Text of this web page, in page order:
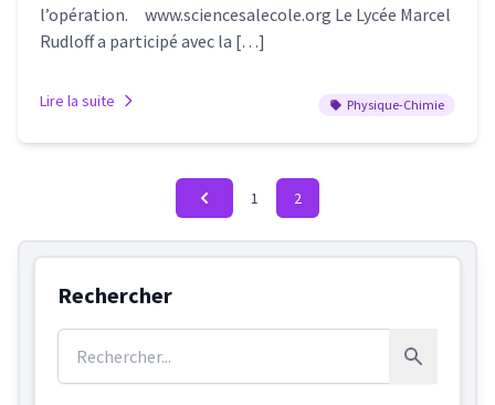
l’opération. www.sciencesalecole.org Le Lycée Marcel
Rudloff a participé avec la […]
Lire la suite Physique-Chimie
1 2
Rechercher
Rechercher :
Rechercher